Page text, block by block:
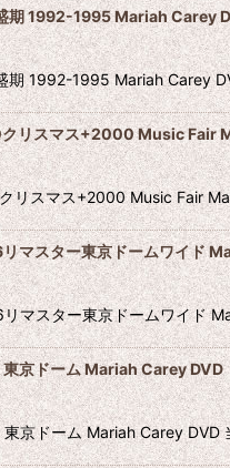
期 1992-1995 Mariah Carey
期 1992-1995 Mariah Carey
クリスマス+2000 Music Fair
リスマス+2000 Music Fair
マスター東京ドームワイド
マスター東京ドームワイド
京ドーム Mariah Carey DVD
東京ドーム Mariah Carey